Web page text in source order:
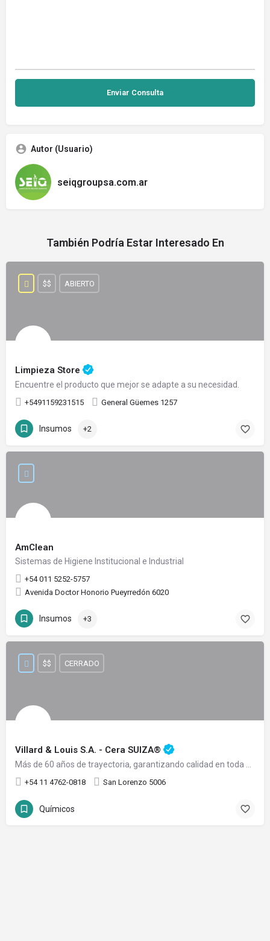
Autor (Usuario)
seiqgroupsa.com.ar
También Podría Estar Interesado En
Limpieza Store
Encuentre el producto que mejor se adapte a su necesidad.
+5491159231515 General Güemes 1257
$$ ABIERTO
Insumos +2
AmClean
Sistemas de Higiene Institucional e Industrial
+54 011 5252-5757
Avenida Doctor Honorio Pueyrredón 6020
Insumos +3
Villard & Louis S.A. - Cera SUIZA®
Más de 60 años de trayectoria, garantizando calidad en toda su línea de productos.
+54 11 4762-0818 San Lorenzo 5006
$$ CERRADO
Químicos